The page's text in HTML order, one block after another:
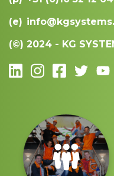
(e)
(©) 2024 - KG